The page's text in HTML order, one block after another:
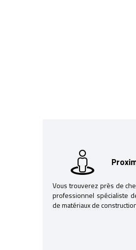
Vous trouverez près de
professionnel spécialiste
de matériaux de